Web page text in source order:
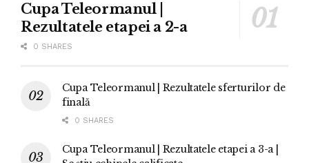
Cupa Teleormanul |
Rezultatele etapei a 2-a
0 SHARES
Cupa Teleormanul | Rezultatele sferturilor de
finală
0 SHARES
Cupa Teleormanul | Rezultatele etapei a 3-a |